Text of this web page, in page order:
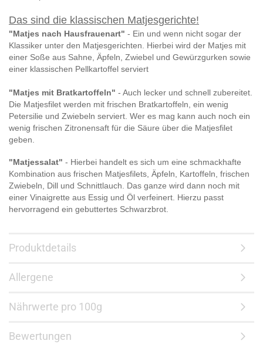
Das sind die klassischen Matjesgerichte!
"Matjes nach Hausfrauenart" - Ein und wenn nicht sogar der
Klassiker unter den Matjesgerichten. Hierbei wird der Matjes mit
einer Soße aus Sahne, Äpfeln, Zwiebel und Gewürzgurken sowie
einer klassischen Pellkartoffel serviert
"Matjes mit Bratkartoffeln" - Auch lecker und schnell zubereitet.
Die Matjesfilet werden mit frischen Bratkartoffeln, ein wenig
Petersilie und Zwiebeln serviert. Wer es mag kann auch noch ein
wenig frischen Zitronensaft für die Säure über die Matjesfilet
geben.
"Matjessalat" - Hierbei handelt es sich um eine schmackhafte
Kombination aus frischen Matjesfilets, Äpfeln, Kartoffeln, frischen
Zwiebeln, Dill und Schnittlauch. Das ganze wird dann noch mit
einer Vinaigrette aus Essig und Öl verfeinert. Hierzu passt
hervorragend ein gebuttertes Schwarzbrot.
Produktdetails
Allergene
Nährwerte pro 100g
Bewertungen